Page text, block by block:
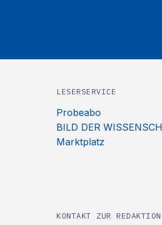
LESERSERVICE
Probeabo
BILD DER
Marktplatz
KONTAKT ZUR REDAKTION